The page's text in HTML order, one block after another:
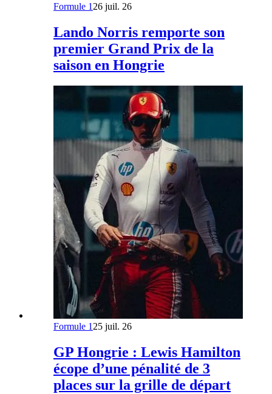
Formule 1 26 juil. 26
Lando Norris remporte son
premier Grand Prix de la
saison en Hongrie
Formule 1 25 juil. 26
GP Hongrie : Lewis Hamilton
écope d’une pénalité de 3
places sur la grille de départ